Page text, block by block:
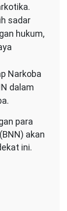
sadar
hukum,
Narkoba
dalam
para
akan
ini.